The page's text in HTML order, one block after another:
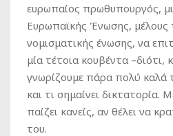
ευρωπαίος πρωθυπουργός,
Ευρωπαϊκής Ένωσης, μέλους
νομισματικής ένωσης, να
μία τέτοια κουβέντα –διότι,
γνωρίζουμε πάρα πολύ καλά
και τι σημαίνει δικτατορία.
παίζει κανείς, αν θέλει να
του.